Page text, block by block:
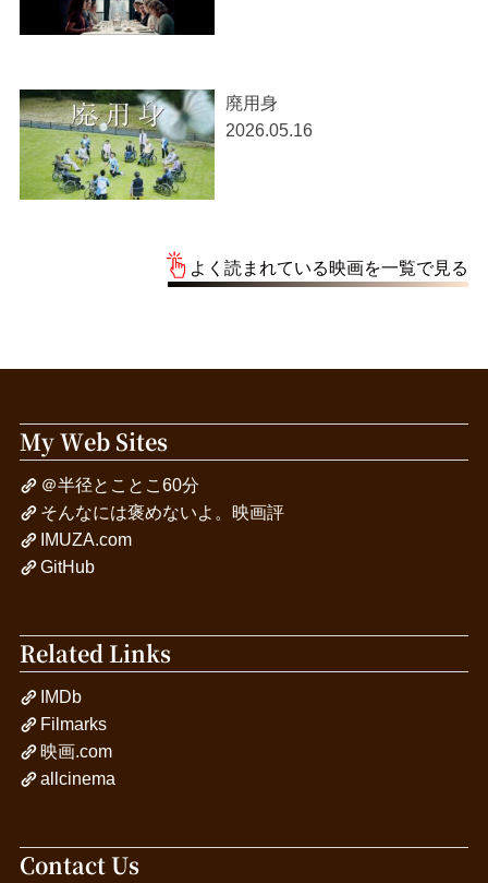
廃用身
2026.05.16
よく読まれている映画を一覧で見る
My Web Sites
＠半径とことこ60分
そんなには褒めないよ。映画評
IMUZA.com
GitHub
Related Links
IMDb
Filmarks
映画.com
allcinema
Contact Us